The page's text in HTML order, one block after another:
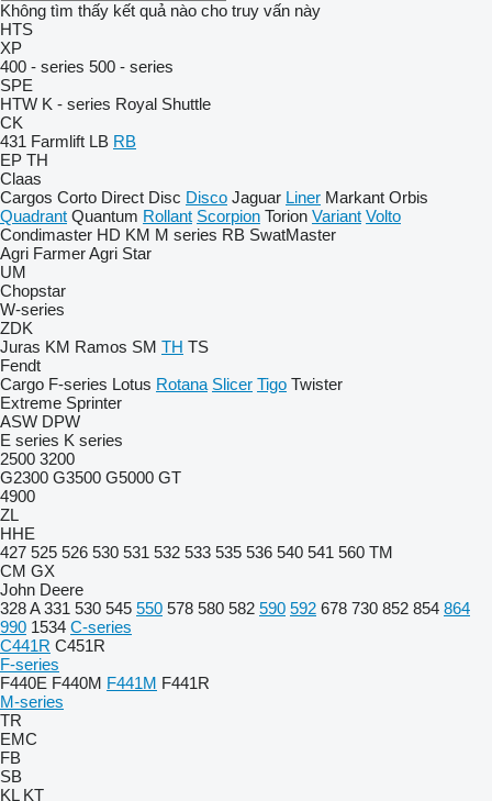
Không tìm thấy kết quả nào cho truy vấn này
HTS
XP
400 - series 500 - series
SPE
HTW K - series Royal Shuttle
CK
431 Farmlift LB RB
EP TH
Claas
Cargos Corto Direct Disc Disco Jaguar Liner Markant Orbis
Quadrant Quantum Rollant Scorpion Torion Variant Volto
Condimaster HD KM M series RB SwatMaster
Agri FarmerAgri Star
UM
Chopstar
W-series
ZDK
Juras KM Ramos SM TH TS
Fendt
Cargo F-series Lotus Rotana Slicer Tigo Twister
Extreme Sprinter
ASW DPW
E series K series
2500 3200
G2300 G3500 G5000 GT
4900
ZL
HHE
427 525 526 530 531 532 533 535 536 540 541 560 TM
CM GX
John Deere
328 A 331 530 545 550 578 580 582 590 592 678 730 852 854 864
990 1534 C-series
C441R C451R
F-series
F440E F440M F441M F441R
M-series
TR
EMC
FB
SB
KL KT